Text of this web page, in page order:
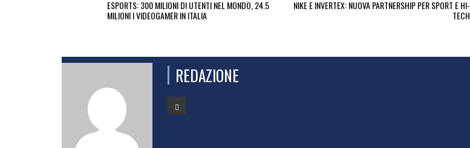
ESPORTS: 300 MILIONI DI UTENTI NEL MONDO, 24.5
MILIONI I VIDEOGAMER IN ITALIA
NIKE E INVERTEX: NUOVA PARTNERSHIP PER SPORT E HI-
TECH
REDAZIONE